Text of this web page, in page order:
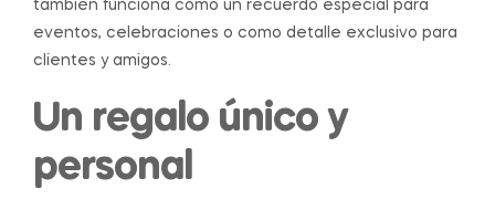
también funciona como un recuerdo especial para
eventos, celebraciones o como detalle exclusivo para
clientes y amigos.
Un regalo único y
personal